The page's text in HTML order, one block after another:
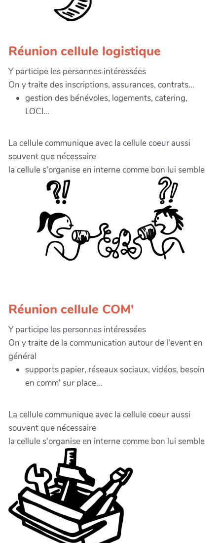
Réunion cellule logistique
Y participe les personnes intéressées
On y traite des inscriptions, assurances, contrats...
gestion des bénévoles, logements, catering,
LOCI...
La cellule communique avec la cellule coeur aussi
souvent que nécessaire
la cellule s'organise en interne comme bon lui semble
Réunion cellule COM'
Y participe les personnes intéressées
On y traite de la communication autour de l'event en
général
supports papier, réseaux sociaux, vidéos, besoin
en comm' sur place...
La cellule communique avec la cellule coeur aussi
souvent que nécessaire
la cellule s'organise en interne comme bon lui semble